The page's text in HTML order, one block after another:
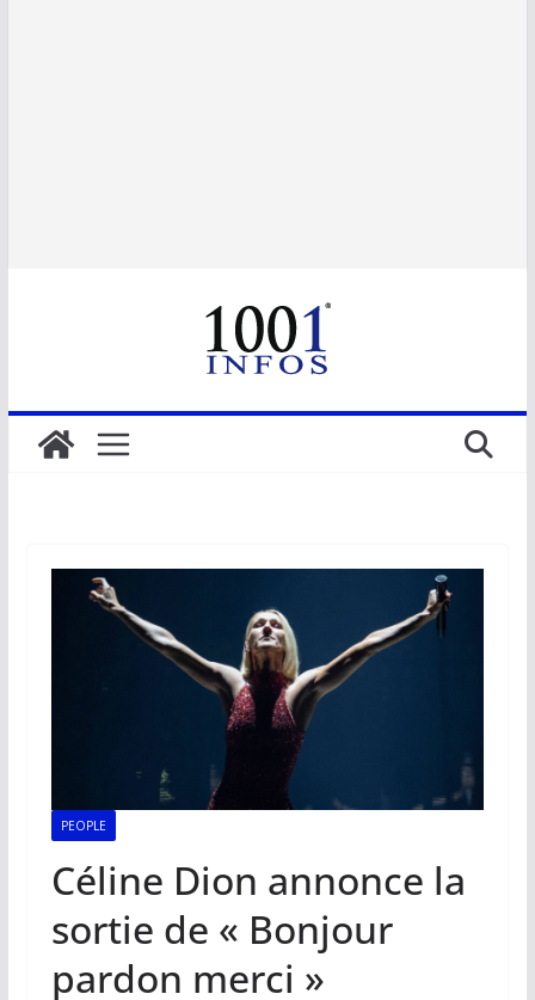
PEOPLE
Céline Dion annonce la
sortie de « Bonjour
pardon merci »